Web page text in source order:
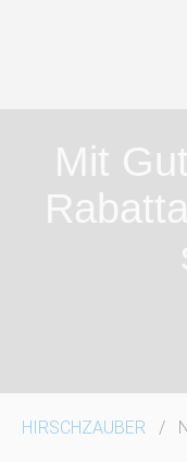
überspringen
Mit
HIRSCHZAUBER